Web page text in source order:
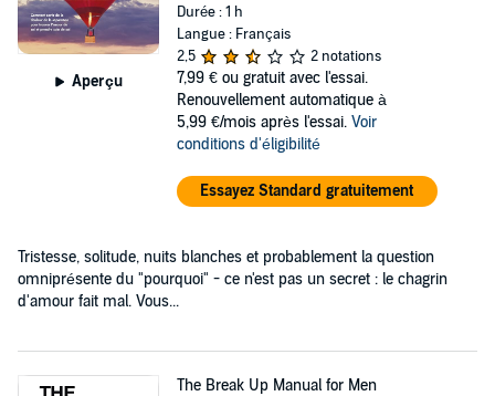
Aperçu
Durée : 1 h
Langue : Français
2,5
2 notations
7,99 € ou gratuit avec l'essai.
Renouvellement automatique à
5,99 €/mois après l'essai. Voir
conditions d'éligibilité
Essayez Standard gratuitement
Tristesse, solitude, nuits blanches et probablement la question
omniprésente du "pourquoi" - ce n'est pas un secret : le chagrin
d'amour fait mal. Vous...
The Break Up Manual for Men